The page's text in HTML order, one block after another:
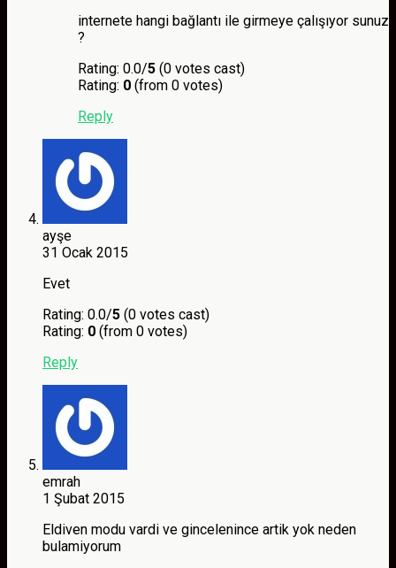
internete hangi bağlantı ile girmeye çalışıyor sunuz
?
Rating: 0.0/5 (0 votes cast)
Rating: 0 (from 0 votes)
Reply
ayşe
31 Ocak 2015
Evet
Rating: 0.0/5 (0 votes cast)
Rating: 0 (from 0 votes)
Reply
emrah
1 Şubat 2015
Eldiven modu vardi ve gincelenince artik yok neden
bulamiyorum